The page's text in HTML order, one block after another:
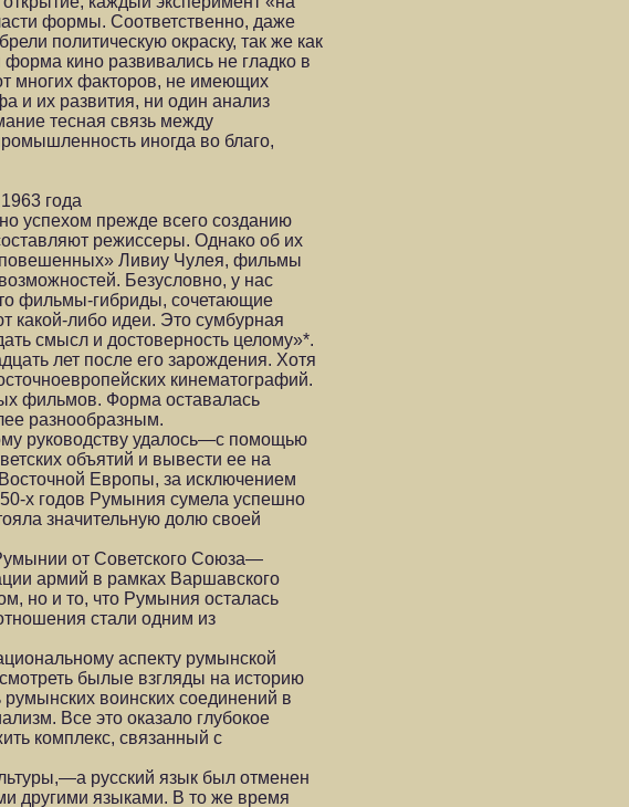
формы. Соответственно, даже
политическую окраску, так же как
кино развивались не гладко в
многих факторов, не имеющих
и их развития, ни один анализ
тесная связь между
иногда во благо,
года
успехом прежде всего созданию
режиссеры. Однако об их
повешенных» Ливиу Чулея, фильмы
Безусловно, у нас
фильмы-гибриды, сочетающие
какой-либо идеи. Это сумбурная
смысл и достоверность целому»*.
лет после его зарождения. Хотя
кинематографий.
фильмов. Форма оставалась
разнообразным.
руководству удалось—с помощью
объятий и вывести ее на
Европы, за исключением
х годов Румыния сумела успешно
значительную долю своей
от Советского Союза—
армий в рамках Варшавского
но и то, что Румыния осталась
стали одним из
аспекту румынской
былые взгляды на историю
воинских соединений в
Все это оказало глубокое
комплекс, связанный с
русский язык был отменен
другими языками. В то же время